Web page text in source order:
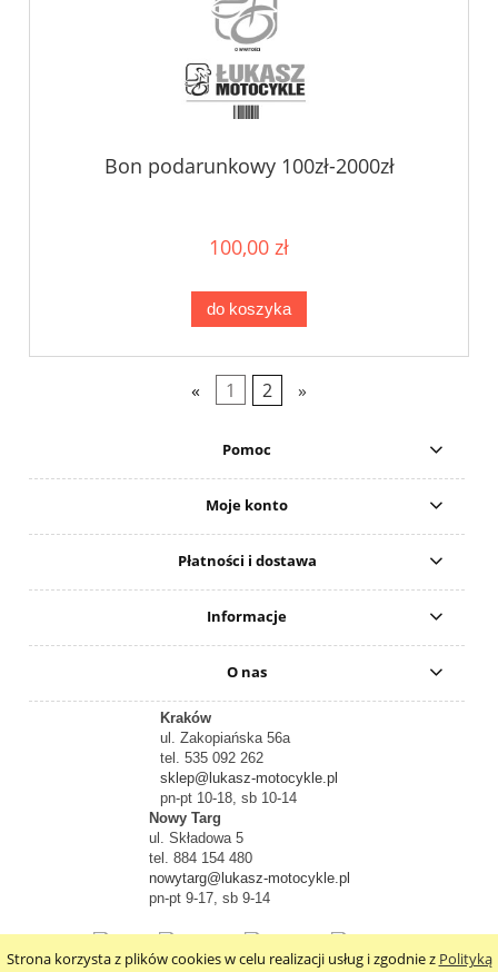
Strona korzysta z plików cookies w celu realizacji usług i zgodnie z Polityką
Bon podarunkowy 100zł-2000zł
100,00 zł
do koszyka
« 1 2 »
Pomoc
Moje konto
Płatności i dostawa
Informacje
O nas
Kraków
ul. Zakopiańska 56a
tel. 535 092 262
sklep@lukasz-motocykle.pl
pn-pt 10-18, sb 10-14
Nowy Targ
ul. Składowa 5
tel. 884 154 480
nowytarg@lukasz-motocykle.pl
pn-pt 9-17, sb 9-14